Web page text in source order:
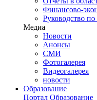
Финансово-
Руководство
Медиа
Новости
Анонсы
СМИ
Фотогалерея
Видеогалерея
новости
Образование
Портал Образование